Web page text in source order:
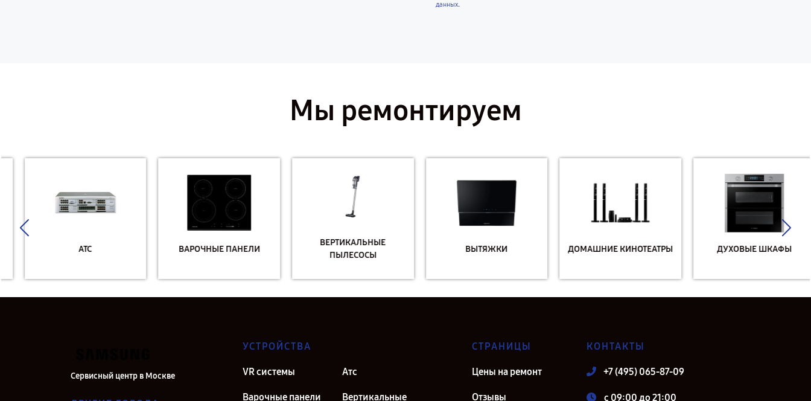
данных.
Мы ремонтируем
ВАРОЧНЫЕ ПАНЕЛИ
ВЕРТИКАЛЬНЫЕ
ПЫЛЕСОСЫ
ВЫТЯЖКИ ДОМАШНИЕ КИНОТЕАТРЫ ДУХОВЫЕ ШКАФЫ
Сервисный центр в Москве
УСТРОЙСТВА
VR системы Атс
Варочные панели Вертикальные
СТРАНИЦЫ
Цены на ремонт
Отзывы
КОНТАКТЫ
+7 (495) 065-87-09
c 09:00 до 21:00